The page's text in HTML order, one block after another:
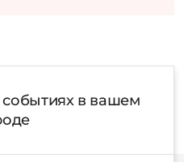
в вашем